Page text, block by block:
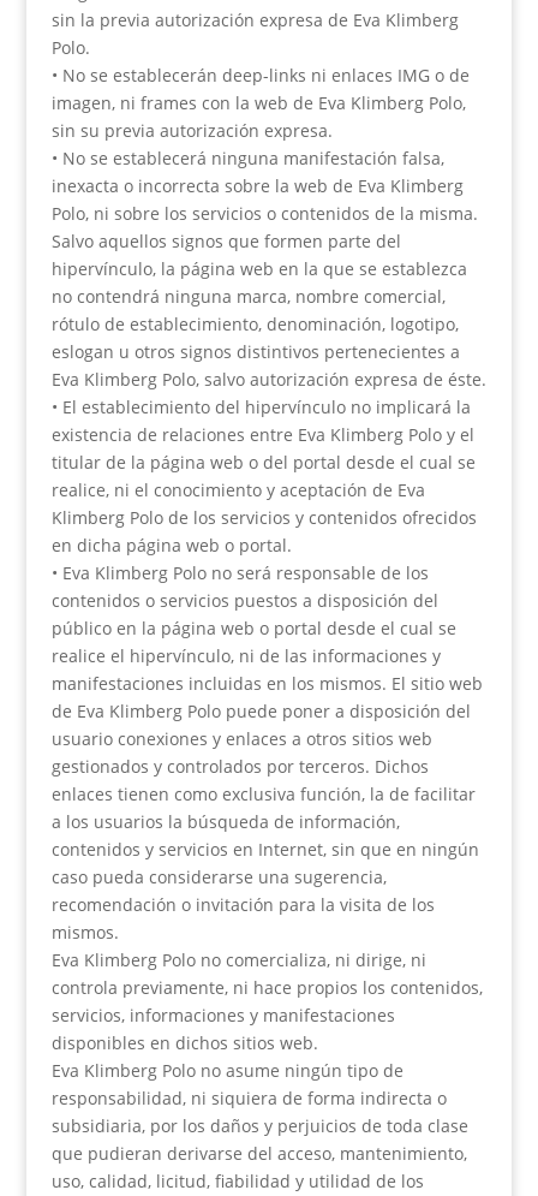
sin la previa autorización expresa de Eva Klimberg
Polo.
• No se establecerán deep-links ni enlaces IMG o de
imagen, ni frames con la web de Eva Klimberg Polo,
sin su previa autorización expresa.
• No se establecerá ninguna manifestación falsa,
inexacta o incorrecta sobre la web de Eva Klimberg
Polo, ni sobre los servicios o contenidos de la misma.
Salvo aquellos signos que formen parte del
hipervínculo, la página web en la que se establezca
no contendrá ninguna marca, nombre comercial,
rótulo de establecimiento, denominación, logotipo,
eslogan u otros signos distintivos pertenecientes a
Eva Klimberg Polo, salvo autorización expresa de éste.
• El establecimiento del hipervínculo no implicará la
existencia de relaciones entre Eva Klimberg Polo y el
titular de la página web o del portal desde el cual se
realice, ni el conocimiento y aceptación de Eva
Klimberg Polo de los servicios y contenidos ofrecidos
en dicha página web o portal.
• Eva Klimberg Polo no será responsable de los
contenidos o servicios puestos a disposición del
público en la página web o portal desde el cual se
realice el hipervínculo, ni de las informaciones y
manifestaciones incluidas en los mismos. El sitio web
de Eva Klimberg Polo puede poner a disposición del
usuario conexiones y enlaces a otros sitios web
gestionados y controlados por terceros. Dichos
enlaces tienen como exclusiva función, la de facilitar
a los usuarios la búsqueda de información,
contenidos y servicios en Internet, sin que en ningún
caso pueda considerarse una sugerencia,
recomendación o invitación para la visita de los
mismos.
Eva Klimberg Polo no comercializa, ni dirige, ni
controla previamente, ni hace propios los contenidos,
servicios, informaciones y manifestaciones
disponibles en dichos sitios web.
Eva Klimberg Polo no asume ningún tipo de
responsabilidad, ni siquiera de forma indirecta o
subsidiaria, por los daños y perjuicios de toda clase
que pudieran derivarse del acceso, mantenimiento,
uso, calidad, licitud, fiabilidad y utilidad de los